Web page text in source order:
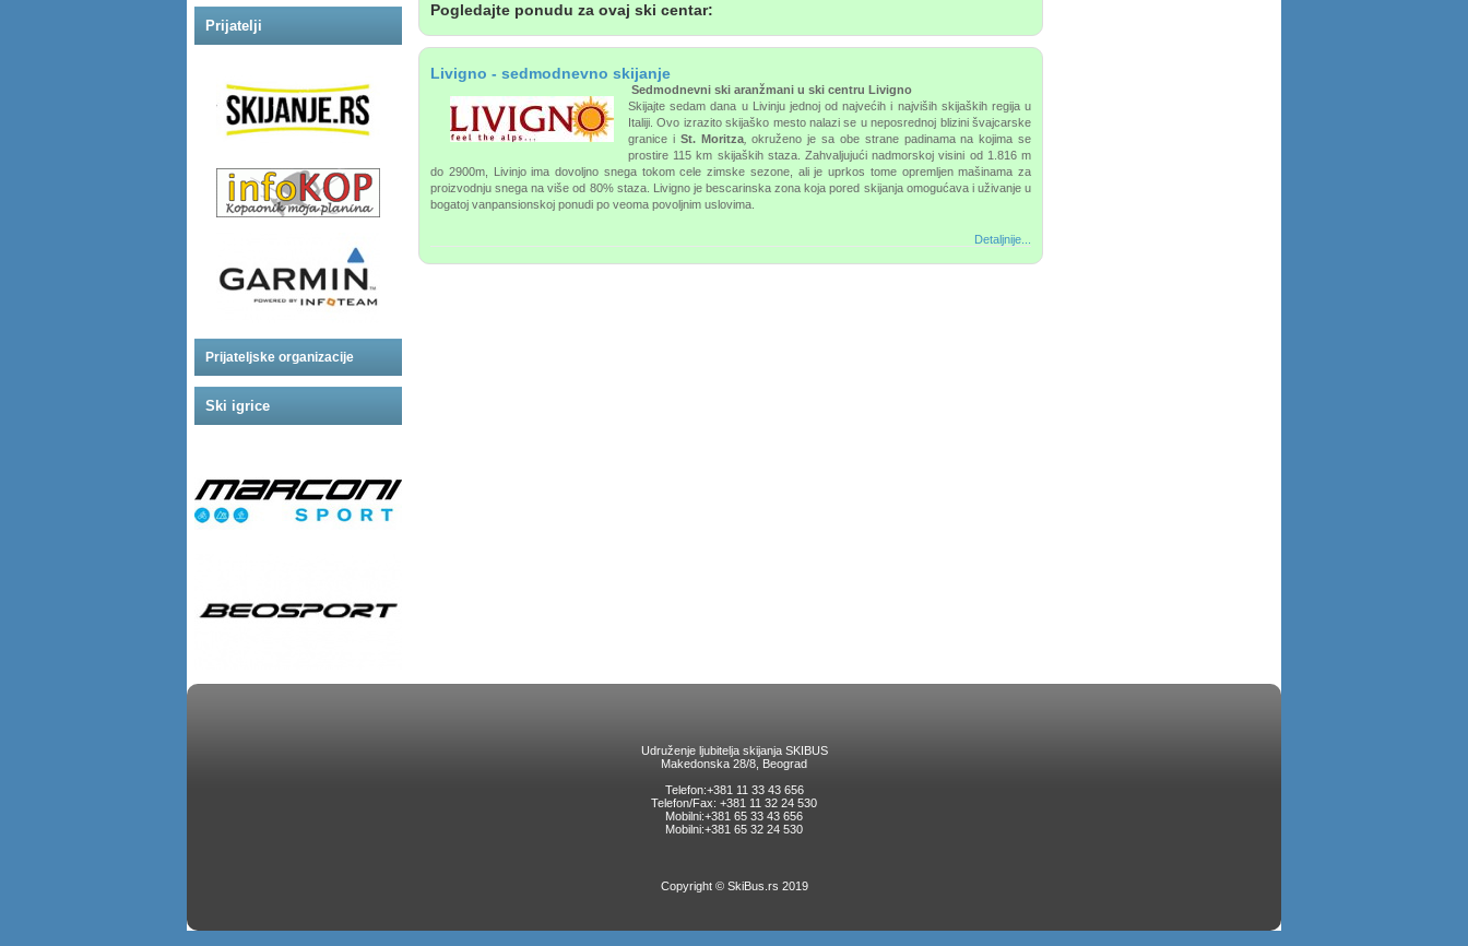
Prijatelji
Prijateljske organizacije
Ski igrice
Pogledajte ponudu za ovaj ski centar:
Livigno - sedmodnevno skijanje
Sedmodnevni ski aranžmani u ski centru Livigno
Skijajte sedam dana u Livinju jednoj od najvećih i najviših skijaških regija u
Italiji. Ovo izrazito skijaško mesto nalazi se u neposrednoj blizini švajcarske
granice i St. Moritza,okruženo je sa obe strane padinama na kojima se
prostire 115 km skijaških staza. Zahvaljujući nadmorskoj visini od 1.816 m
do 2900m, Livinjo ima dovoljno snega tokom cele zimske sezone, ali je uprkos tome opremljen mašinama za
proizvodnju snega na više od 80% staza. Livigno je bescarinska zona koja pored skijanja omogućava i uživanje u
bogatoj vanpansionskoj ponudi po veoma povoljnim uslovima.
Detaljnije...
Udruženje ljubitelja skijanja SKIBUS
Makedonska 28/8, Beograd
Telefon:+381 11 33 43 656
Telefon/Fax: +381 11 32 24 530
Mobilni:+381 65 33 43 656
Mobilni:+381 65 32 24 530
Copyright © SkiBus.rs 2019